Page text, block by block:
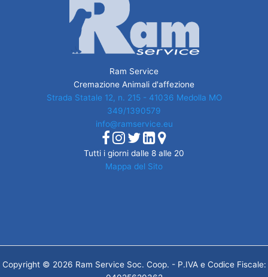
Ram Service
Cremazione Animali d'affezione
Strada Statale 12, n. 215 - 41036 Medolla MO
349/1390579
info@ramservice.eu
Tutti i giorni dalle 8 alle 20
Mappa del Sito
Copyright © 2026 Ram Service Soc. Coop. - P.IVA e Codice Fiscale: